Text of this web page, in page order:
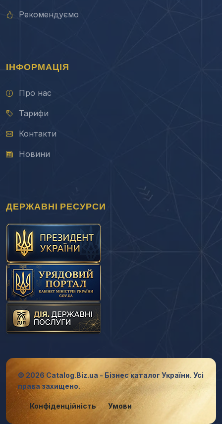
Рекомендуємо
ІНФОРМАЦІЯ
Про нас
Тарифи
Контакти
Новини
ДЕРЖАВНІ РЕСУРСИ
© 2026 Catalog.Biz.ua - Бізнес каталог України. Усі
права захищено.
Конфіденційність Умови